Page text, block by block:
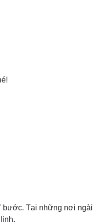
bước. Tại những nơi ngài